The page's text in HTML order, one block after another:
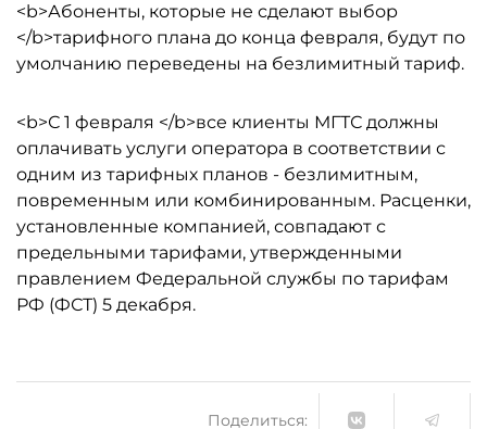
<b>Абоненты, которые не сделают выбор
</b>тарифного плана до конца февраля, будут по
умолчанию переведены на безлимитный тариф.
<b>С 1 февраля </b>все клиенты МГТС должны
оплачивать услуги оператора в соответствии с
одним из тарифных планов - безлимитным,
повременным или комбинированным. Расценки,
установленные компанией, совпадают с
предельными тарифами, утвержденными
правлением Федеральной службы по тарифам
РФ (ФСТ) 5 декабря.
Поделиться: